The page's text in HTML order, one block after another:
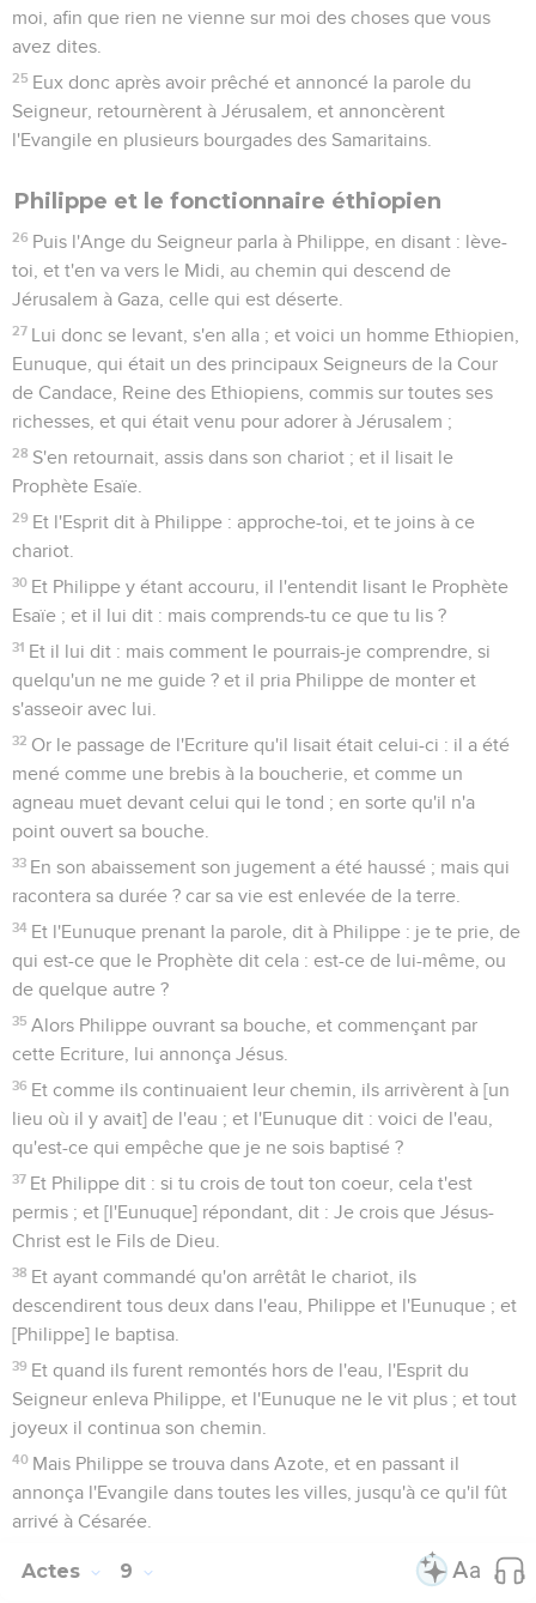
moi, afin que rien ne vienne sur moi des choses que vous
avez dites.
25 Eux donc après avoir prêché et annoncé la parole du
Seigneur, retournèrent à Jérusalem, et annoncèrent
l'Evangile en plusieurs bourgades des Samaritains.
Philippe et le fonctionnaire éthiopien
26 Puis l'Ange du Seigneur parla à Philippe, en disant : lève-
toi, et t'en va vers le Midi, au chemin qui descend de
Jérusalem à Gaza, celle qui est déserte.
27 Lui donc se levant, s'en alla ; et voici un homme Ethiopien,
Eunuque, qui était un des principaux Seigneurs de la Cour
de Candace, Reine des Ethiopiens, commis sur toutes ses
richesses, et qui était venu pour adorer à Jérusalem ;
28 S'en retournait, assis dans son chariot ; et il lisait le
Prophète Esaïe.
29 Et l'Esprit dit à Philippe : approche-toi, et te joins à ce
chariot.
30 Et Philippe y étant accouru, il l'entendit lisant le Prophète
Esaïe ; et il lui dit : mais comprends-tu ce que tu lis ?
31 Et il lui dit : mais comment le pourrais-je comprendre, si
quelqu'un ne me guide ? et il pria Philippe de monter et
s'asseoir avec lui.
32 Or le passage de l'Ecriture qu'il lisait était celui-ci : il a été
mené comme une brebis à la boucherie, et comme un
agneau muet devant celui qui le tond ; en sorte qu'il n'a
point ouvert sa bouche.
33 En son abaissement son jugement a été haussé ; mais qui
racontera sa durée ? car sa vie est enlevée de la terre.
34 Et l'Eunuque prenant la parole, dit à Philippe : je te prie, de
qui est-ce que le Prophète dit cela : est-ce de lui-même, ou
de quelque autre ?
35 Alors Philippe ouvrant sa bouche, et commençant par
cette Ecriture, lui annonça Jésus.
36 Et comme ils continuaient leur chemin, ils arrivèrent à [un
lieu où il y avait] de l'eau ; et l'Eunuque dit : voici de l'eau,
qu'est-ce qui empêche que je ne sois baptisé ?
37 Et Philippe dit : si tu crois de tout ton coeur, cela t'est
permis ; et [l'Eunuque] répondant, dit : Je crois que Jésus-
Christ est le Fils de Dieu.
38 Et ayant commandé qu'on arrêtât le chariot, ils
descendirent tous deux dans l'eau, Philippe et l'Eunuque ; et
[Philippe] le baptisa.
39 Et quand ils furent remontés hors de l'eau, l'Esprit du
Seigneur enleva Philippe, et l'Eunuque ne le vit plus ; et tout
joyeux il continua son chemin.
40 Mais Philippe se trouva dans Azote, et en passant il
annonça l'Evangile dans toutes les villes, jusqu'à ce qu'il fût
arrivé à Césarée.
Actes 9